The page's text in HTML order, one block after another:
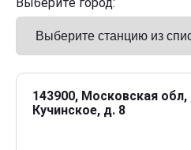
143900, Московская
Кучинское, д. 8